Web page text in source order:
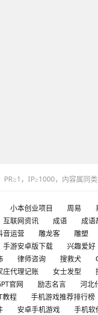
PR≥1，IP≥1000，内容属同
小本创业项目 周易
互联网资讯 成语 成语
音运营 雕龙客 雕塑
手游安卓版下载 兴趣爱好
律师咨询 搜救犬
庄代理记账 女士发型
官网 励志名言 河北
教程 手机游戏推荐排行榜
安卓手机游戏 手机软